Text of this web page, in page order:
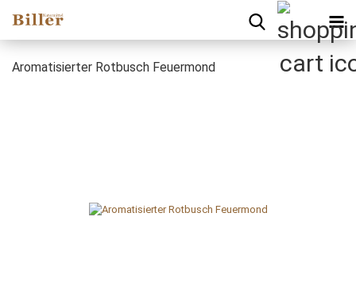
Aromatisierter Rotbusch Feuermond